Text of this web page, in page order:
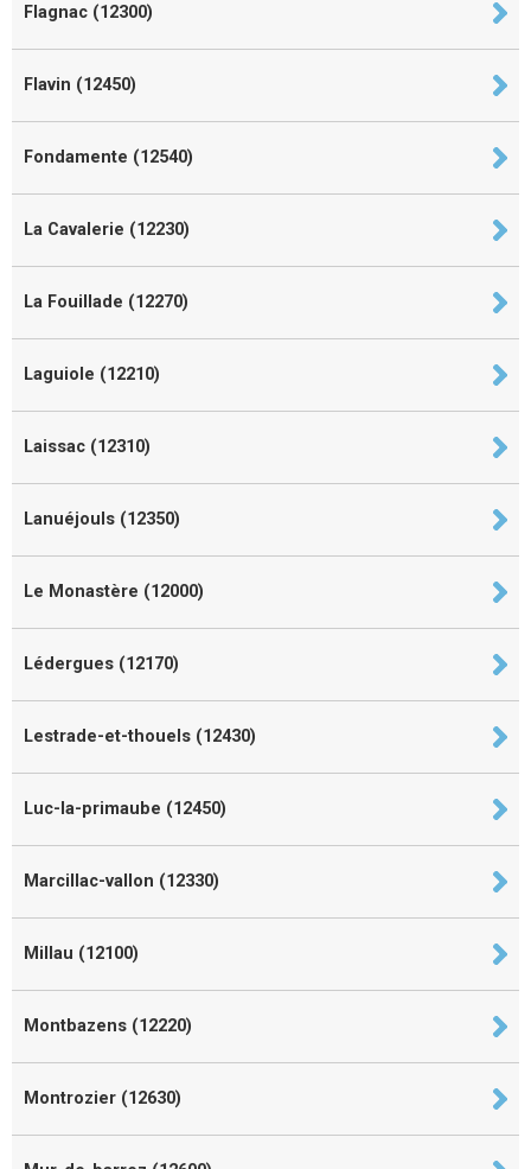
Flagnac (12300)
Flavin (12450)
Fondamente (12540)
La Cavalerie (12230)
La Fouillade (12270)
Laguiole (12210)
Laissac (12310)
Lanuéjouls (12350)
Le Monastère (12000)
Lédergues (12170)
Lestrade-et-thouels (12430)
Luc-la-primaube (12450)
Marcillac-vallon (12330)
Millau (12100)
Montbazens (12220)
Montrozier (12630)